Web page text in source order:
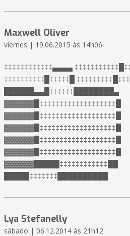
Maxwell Oliver
viernes | 19.06.2015 às 14h06
‡‡‡‡‡‡‡‡‡‡‡‡▄▄▄▄
‡‡‡‡‡‡‡‡‡‡█‡‡‡‡‡█
██████▄▄█‡‡‡‡‡‡████████▄
▓▓▓▓▓▓█‡‡‡‡‡‡‡‡‡‡‡‡‡‡‡‡‡‡‡█
▓▓▓▓▓▓█‡‡‡‡‡‡‡‡‡‡‡‡‡‡‡‡‡‡‡█
▓▓▓▓▓▓█‡‡‡‡‡‡‡‡‡‡‡‡‡‡‡‡‡‡‡█
▓▓▓▓▓▓█‡‡‡‡‡‡‡‡‡‡‡‡‡‡‡‡‡‡‡█
▓▓▓▓▓▓█‡‡‡‡‡‡‡‡‡‡‡‡‡‡‡‡‡‡‡█
▓▓▓▓▓▓█████‡‡‡‡‡‡‡‡‡‡‡‡██
█████‡‡‡‡‡‡‡██████████
Lya Stefanelly
sábado | 06.12.2014 às 21h12